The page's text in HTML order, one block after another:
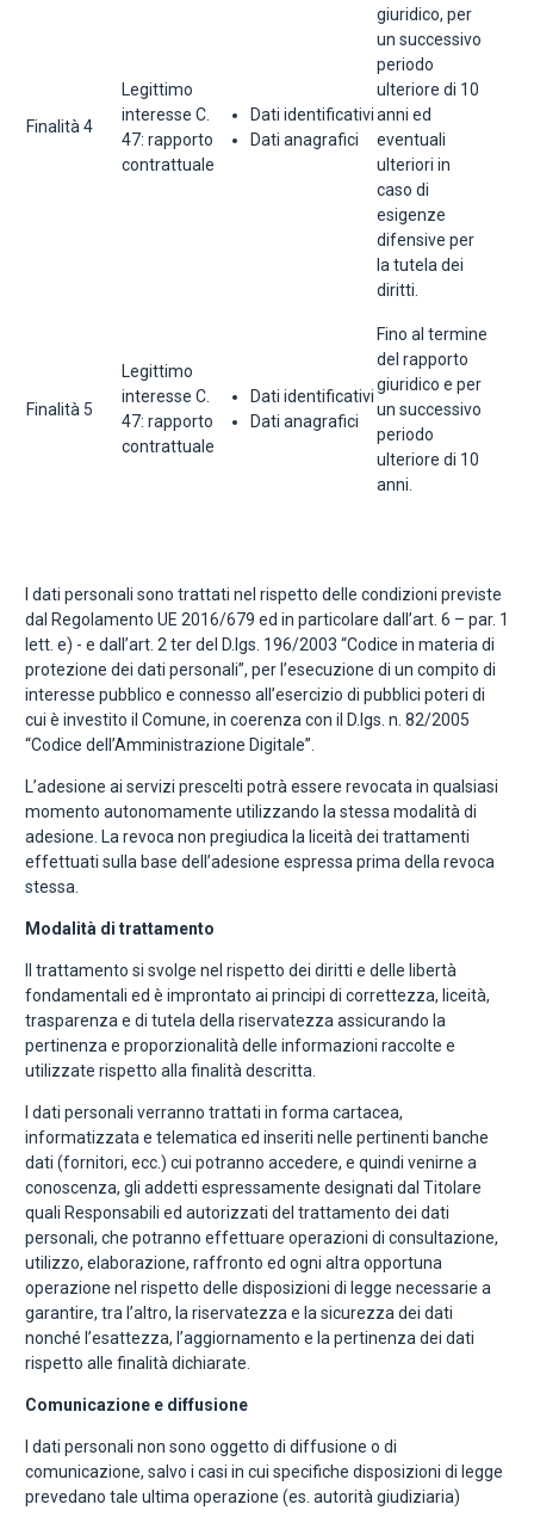
Finalità 4
Legittimo
interesse C.
47: rapporto
contrattuale
Dati identificativi
Dati anagrafici
giuridico, per
un successivo
periodo
ulteriore di 10
anni ed
eventuali
ulteriori in
caso di
esigenze
difensive per
la tutela dei
diritti.
Finalità 5
Legittimo
interesse C.
47: rapporto
contrattuale
Dati identificativi
Dati anagrafici
Fino al termine
del rapporto
giuridico e per
un successivo
periodo
ulteriore di 10
anni.
I dati personali sono trattati nel rispetto delle condizioni previste
dal Regolamento UE 2016/679 ed in particolare dall’art. 6 – par. 1
lett. e) - e dall’art. 2 ter del D.lgs. 196/2003 “Codice in materia di
protezione dei dati personali”, per l’esecuzione di un compito di
interesse pubblico e connesso all’esercizio di pubblici poteri di
cui è investito il Comune, in coerenza con il D.lgs. n. 82/2005
“Codice dell’Amministrazione Digitale”.
L’adesione ai servizi prescelti potrà essere revocata in qualsiasi
momento autonomamente utilizzando la stessa modalità di
adesione. La revoca non pregiudica la liceità dei trattamenti
effettuati sulla base dell’adesione espressa prima della revoca
stessa.
Modalità di trattamento
Il trattamento si svolge nel rispetto dei diritti e delle libertà
fondamentali ed è improntato ai principi di correttezza, liceità,
trasparenza e di tutela della riservatezza assicurando la
pertinenza e proporzionalità delle informazioni raccolte e
utilizzate rispetto alla finalità descritta.
I dati personali verranno trattati in forma cartacea,
informatizzata e telematica ed inseriti nelle pertinenti banche
dati (fornitori, ecc.) cui potranno accedere, e quindi venirne a
conoscenza, gli addetti espressamente designati dal Titolare
quali Responsabili ed autorizzati del trattamento dei dati
personali, che potranno effettuare operazioni di consultazione,
utilizzo, elaborazione, raffronto ed ogni altra opportuna
operazione nel rispetto delle disposizioni di legge necessarie a
garantire, tra l’altro, la riservatezza e la sicurezza dei dati
nonché l’esattezza, l’aggiornamento e la pertinenza dei dati
rispetto alle finalità dichiarate.
Comunicazione e diffusione
I dati personali non sono oggetto di diffusione o di
comunicazione, salvo i casi in cui specifiche disposizioni di legge
prevedano tale ultima operazione (es. autorità giudiziaria)